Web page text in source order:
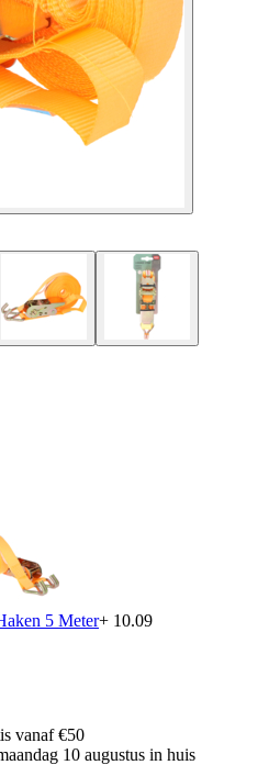
5 Meter+ 10.09
vanaf €50
10 augustus in huis